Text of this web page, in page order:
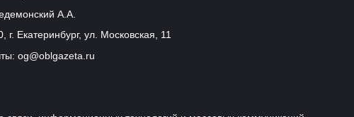
А.А.
г. Екатеринбург, ул. Московская, 11
og@oblgazeta.ru